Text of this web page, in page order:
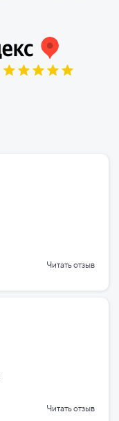
Читать отзыв
Читать отзыв